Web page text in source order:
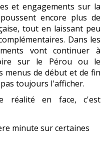
et engagements sur la
encore plus de
tout en laissant peu
Dans les
vont continuer à
sur le Pérou ou le
menus de début et de fin
toujours l'afficher.
réalité en face, c'est
minute sur certaines